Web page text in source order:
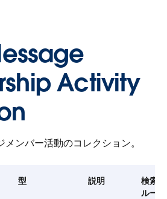
Activity
ンバー活動のコレクション。
型 説明
検索
ルー